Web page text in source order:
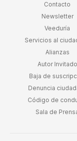
Contacto
Newsletter
Veeduría
Servicios al
Alianzas
Autor Invitado
Baja de
Denuncia
Código de
Sala de